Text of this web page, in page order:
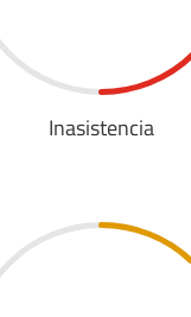
Inasistencia